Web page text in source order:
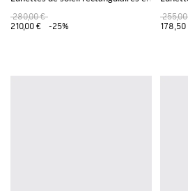
280,00 €
210,00 €
-25%
178,50